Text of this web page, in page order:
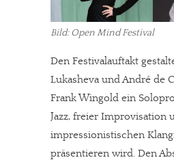
Bild: Open Mind Festival
Den Festivalauftakt
Lukasheva und André de
Frank Wingold ein
Jazz, freier Improvisation
impressionistischen
präsentieren wird. Den